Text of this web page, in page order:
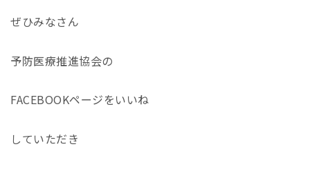
ぜひみなさん
予防医療推進協会の
FACEBOOKページをいいね
していただき